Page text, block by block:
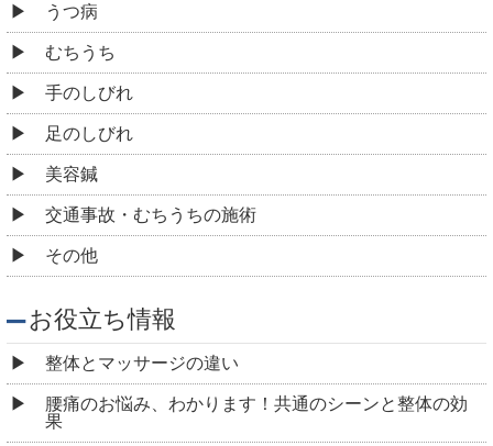
うつ病
むちうち
手のしびれ
足のしびれ
美容鍼
交通事故・むちうちの施術
その他
お役立ち情報
整体とマッサージの違い
腰痛のお悩み、わかります！共通のシーンと整体の効
果